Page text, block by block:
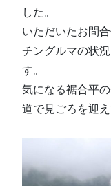
した。
いただいたお問
チングルマの状
す。
気になる裾合平
道で見ごろを迎え